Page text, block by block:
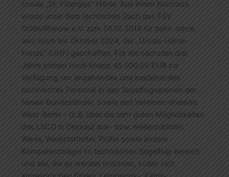
Ursula „Dr. Fiberglas“ Hänle. Aus ihrem Nachlass
wurde unter dem rechtlichen Dach des FSV
Stölln/Rhinow e.V. zum 26.10.2014 für zehn Jahre,
also noch bis Oktober 2024, der „Ursula-Hänle-
Fonds“ (UHF) geschaffen. Für die nächsten drei
Jahre stehen noch knapp 45.000,00 EUR zur
Verfügung, um angehendes und bestehendes
technisches Personal in den Segelflugvereinen der
Neuen Bundesländer, sowie den Vereinen-ehemals
West-Berlin – (z.B. über die sehr guten Möglichkeiten
des LSCO in Dessau) aus- bzw. weiterzubilden.
Warte, Werkstattleiter, Prüfer sowie andere
Kompetenzträger im technischen Segelflug-bereich
und alle, die es werden möchten, sollen sich